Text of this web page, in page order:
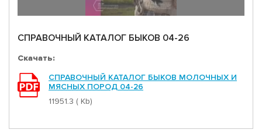
СПРАВОЧНЫЙ КАТАЛОГ БЫКОВ 04-26
Скачать:
СПРАВОЧНЫЙ КАТАЛОГ БЫКОВ МОЛОЧНЫХ И
МЯСНЫХ ПОРОД 04-26
11951.3 ( Kb)